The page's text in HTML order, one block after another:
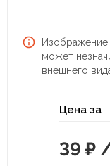
Изображение
может
внешнего
Цена за
39 ₽